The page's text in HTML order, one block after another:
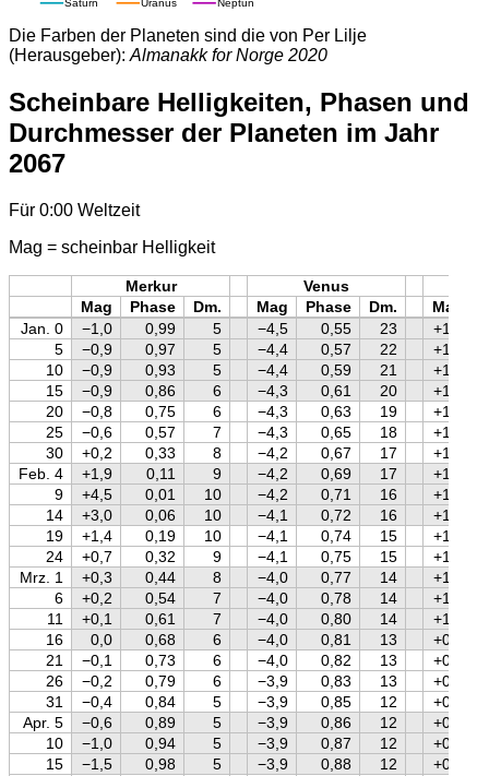
Die Farben der Planeten sind die von Per Lilje
(Herausgeber): Almanakk for Norge 2020
Scheinbare Helligkeiten, Phasen und
Durchmesser der Planeten im Jahr
2067
Für 0:00 Weltzeit
Mag = scheinbar Helligkeit
Merkur Venus
Mag
Phase Dm. Mag Phase Dm. Mag
Jan. 0
−1,0 0,99 5 −4,5 0,55 23
+1,6
5
−0,9 0,97 5 −4,4 0,57 22
+1,5
10
−0,9 0,93 5 −4,4 0,59 21
+1,5
15
−0,9 0,86 6 −4,3 0,61 20
+1,5
20
−0,8 0,75 6 −4,3 0,63 19
+1,4
25
−0,6 0,57 7 −4,3 0,65 18
+1,4
30
+0,2 0,33 8 −4,2 0,67 17
+1,4
Feb. 4
+1,9 0,11 9 −4,2 0,69 17
+1,3
9
+4,5 0,01 10 −4,2 0,71 16
+1,3
14
+3,0 0,06 10 −4,1 0,72 16
+1,2
19
+1,4 0,19 10 −4,1 0,74 15
+1,2
24
+0,7 0,32 9 −4,1 0,75 15
+1,1
Mrz. 1
+0,3 0,44 8 −4,0 0,77 14
+1,1
6
+0,2 0,54 7 −4,0 0,78 14
+1,0
11
+0,1 0,61 7 −4,0 0,80 14
+1,0
16
0,0 0,68 6 −4,0 0,81 13
+0,9
21
−0,1 0,73 6 −4,0 0,82 13
+0,9
26
−0,2 0,79 6 −3,9 0,83 13
+0,8
31
−0,4 0,84 5 −3,9 0,85 12
+0,7
Apr. 5
−0,6 0,89 5 −3,9 0,86 12
+0,7
10
−1,0 0,94 5 −3,9 0,87 12
+0,6
15
−1,5 0,98 5 −3,9 0,88 12
+0,5